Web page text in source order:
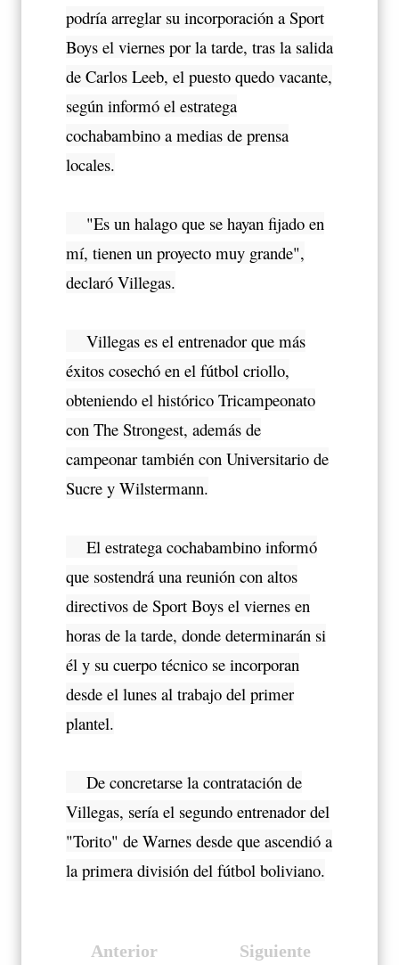
podría arreglar su incorporación a Sport
Boys el viernes por la tarde, tras la salida
de Carlos Leeb, el puesto quedo vacante,
según informó el estratega
cochabambino a medias de prensa
locales.
"Es un halago que se hayan fijado en
mí, tienen un proyecto muy grande",
declaró Villegas.
Villegas es el entrenador que más
éxitos cosechó en el fútbol criollo,
obteniendo el histórico Tricampeonato
con The Strongest, además de
campeonar también con Universitario de
Sucre y Wilstermann.
El estratega cochabambino informó
que sostendrá una reunión con altos
directivos de Sport Boys el viernes en
horas de la tarde, donde determinarán si
él y su cuerpo técnico se incorporan
desde el lunes al trabajo del primer
plantel.
De concretarse la contratación de
Villegas, sería el segundo entrenador del
"Torito" de Warnes desde que ascendió a
la primera división del fútbol boliviano.
Siguiente
Anterior